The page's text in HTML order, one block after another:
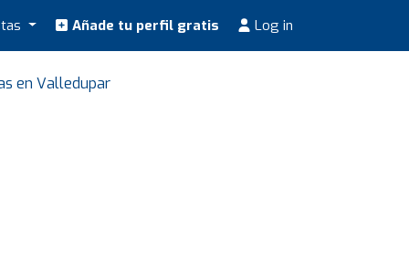
Añade tu perfil gratis Log in
en Valledupar